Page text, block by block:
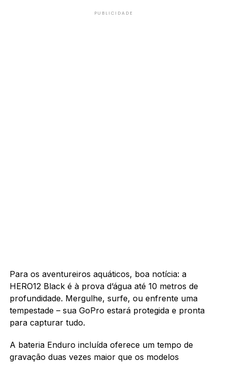
PUBLICIDADE
Para os aventureiros aquáticos, boa notícia: a
HERO12 Black é à prova d’água até 10 metros de
profundidade. Mergulhe, surfe, ou enfrente uma
tempestade – sua GoPro estará protegida e pronta
para capturar tudo.
A bateria Enduro incluída oferece um tempo de
gravação duas vezes maior que os modelos